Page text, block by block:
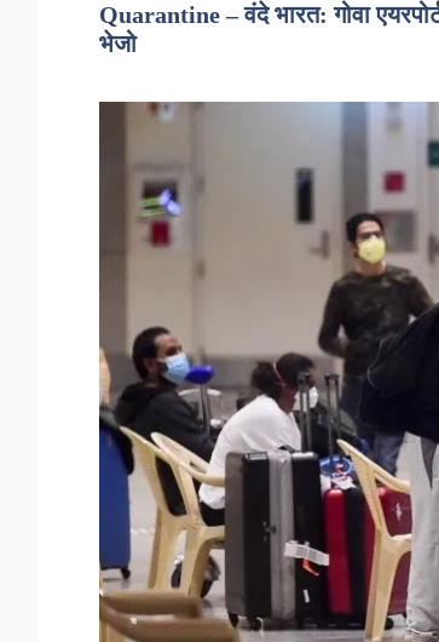
Quarantine – वंदे भारत: गोवा
भेजो